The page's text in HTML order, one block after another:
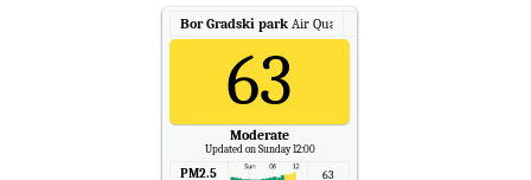
Bor Gradski park Air Quality.
63
Moderate
Updated on Sunday 12:00
PM2.5 63